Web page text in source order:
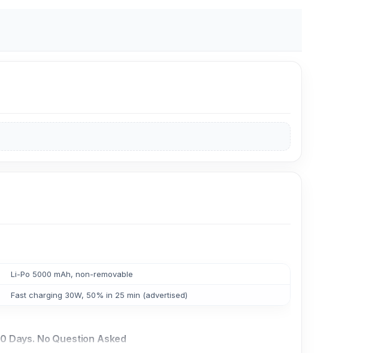
Li-Po 5000 mAh, non-removable
Fast charging 30W, 50% in 25 min (advertised)
Days. No Question Asked